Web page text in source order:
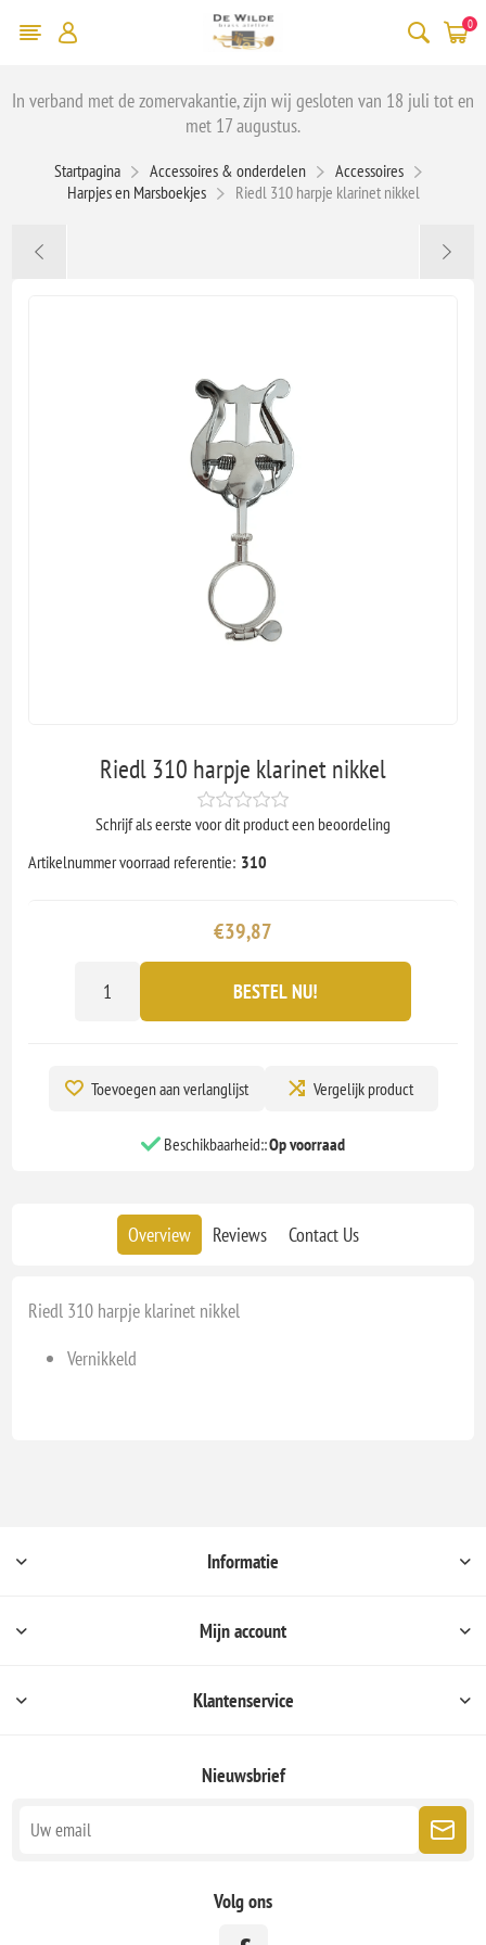
0
In verband met de zomervakantie, zijn wij gesloten van 18 juli tot en
met 17 augustus.
Startpagina Accessoires & onderdelen
Accessoires
Harpjes en Marsboekjes
Riedl 310 harpje klarinet nikkel
Riedl 310 harpje klarinet nikkel
Schrijf als eerste voor dit product een beoordeling
Artikelnummer voorraad referentie: 310
€39,87
BESTEL NU!
Toevoegen aan verlanglijst Vergelijk product
Beschikbaarheid::Op voorraad
Overview Reviews Contact Us
Riedl 310 harpje klarinet nikkel
Vernikkeld
Informatie
Mijn account
Klantenservice
Nieuwsbrief
Volg ons